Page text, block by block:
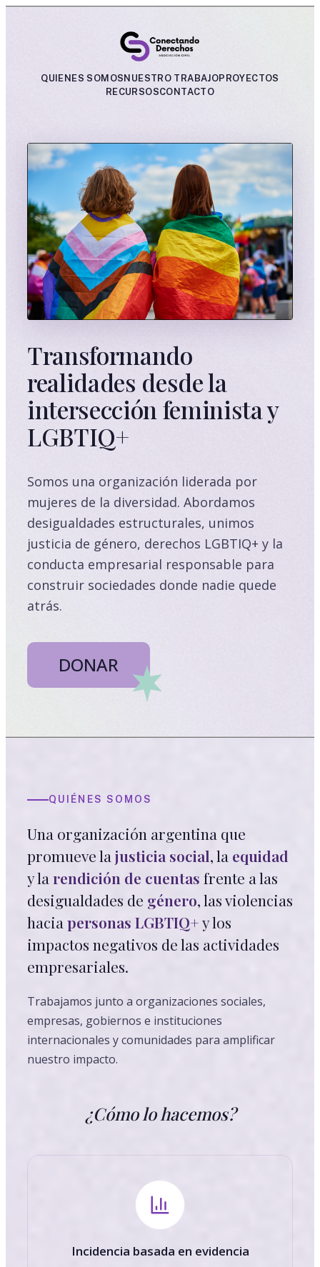
QUIENES SOMOS NUESTRO TRABAJOPROYECTOS
RECURSOSCONTACTO
Transformando
realidades desde la
intersección feminista y
LGBTIQ+
Somos una organización liderada por
mujeres de la diversidad. Abordamos
desigualdades estructurales, unimos
justicia de género, derechos LGBTIQ+ y la
conducta empresarial responsable para
construir sociedades donde nadie quede
atrás.
DONAR
QUIÉNES SOMOS
Una organización argentina que
promueve la justicia social, la equidad
y la rendición de cuentas frente a las
desigualdades de género, las violencias
hacia personas LGBTIQ+y los
impactos negativos de las actividades
empresariales.
Trabajamos junto a organizaciones sociales,
empresas, gobiernos e instituciones
internacionales y comunidades para amplificar
nuestro impacto.
¿Cómo lo hacemos?
Incidencia basada en evidencia